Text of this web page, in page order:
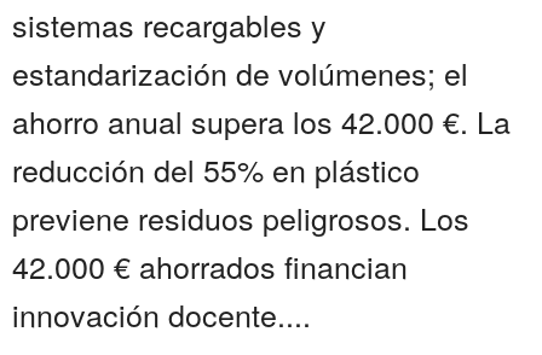
sistemas recargables y
estandarización de volúmenes; el
ahorro anual supera los 42.000 €. La
reducción del 55% en plástico
previene residuos peligrosos. Los
42.000 € ahorrados financian
innovación docente....